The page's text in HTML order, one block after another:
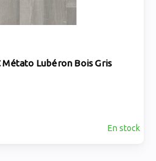
Lubéron Bois Gris
En stock